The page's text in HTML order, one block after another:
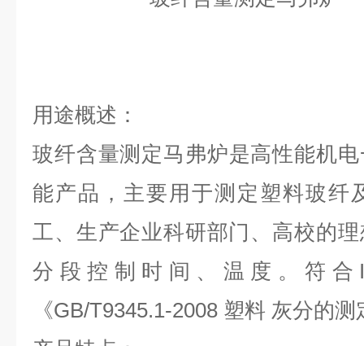
用途概述：
玻纤含量测定马弗炉是高性能机
能产品，主要用于测定塑料玻纤
工、生产企业科研部门、高校的
分段控制时间、温度。符合
《GB/T9345.1-2008 塑料 灰分的